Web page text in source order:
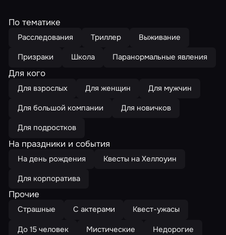
По тематике
Расследования Триллер
Выживание
Призраки
Школа Паранормальные явления
Для кого
Для взрослых Для женщин
Для мужчин
Для большой компании
Для новичков
Для подростков
На праздники и события
На день рождения
Квесты на Хеллоуин
Для корпоратива
Прочие
Страшные С актерами
Квест-ужасы
До 15 человек
Мистические
Недорогие